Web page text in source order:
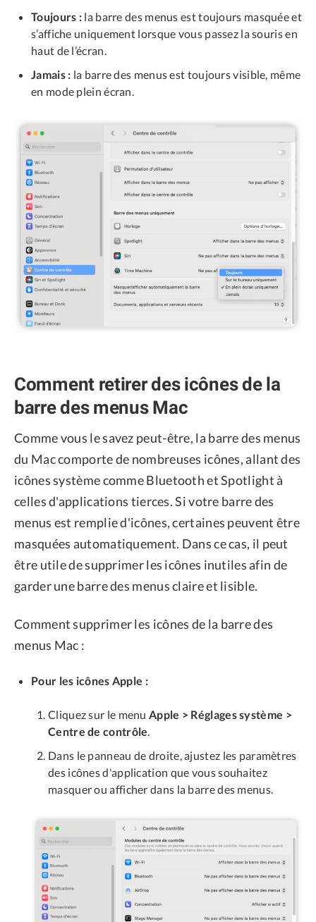
Toujours : la barre des menus est toujours masquée et
s’affiche uniquement lorsque vous passez la souris en
haut de l’écran.
Jamais : la barre des menus est toujours visible, même
en mode plein écran.
Comment retirer des icônes de la
barre des menus Mac
Comme vous le savez peut-être, la barre des menus
du Mac comporte de nombreuses icônes, allant des
icônes système comme Bluetooth et Spotlight à
celles d'applications tierces. Si votre barre des
menus est remplie d'icônes, certaines peuvent être
masquées automatiquement. Dans ce cas, il peut
être utile de supprimer les icônes inutiles afin de
garder une barre des menus claire et lisible.
Comment supprimer les icônes de la barre des
menus Mac :
Pour les icônes Apple :
Cliquez sur le menu Apple > Réglages système >
Centre de contrôle.
Dans le panneau de droite, ajustez les paramètres
des icônes d'application que vous souhaitez
masquer ou afficher dans la barre des menus.